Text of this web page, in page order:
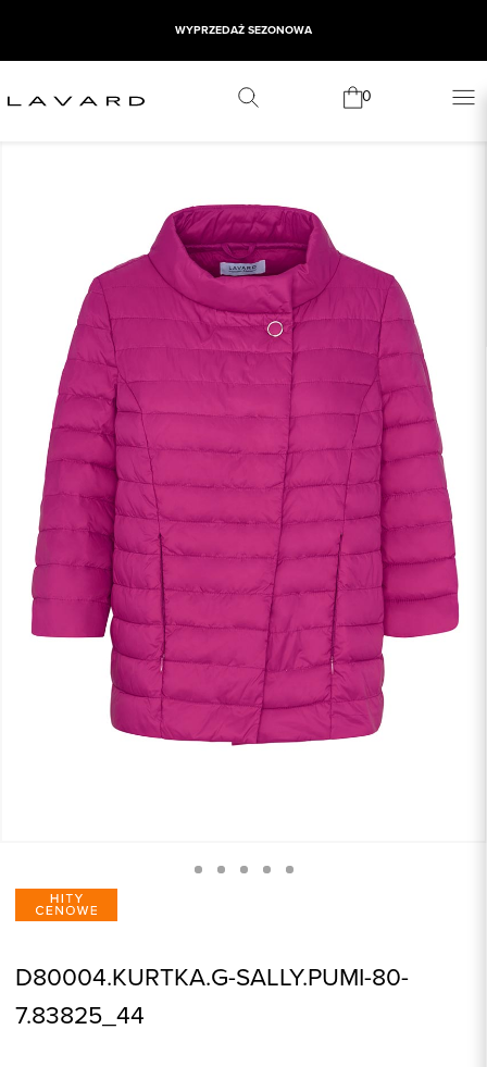
WYPRZEDAŻ SEZONOWA
0
D80004.KURTKA.G-SALLY.PUMI-80-
7.83825_44